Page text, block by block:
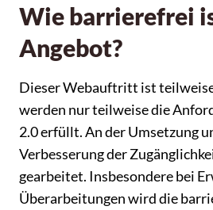
Wie barrierefrei
Angebot?
Dieser Webauftritt ist
werden nur teilweise die
2.0 erfüllt. An der Umsetzung
Verbesserung der
gearbeitet. Insbesondere bei
Überarbeitungen wird die